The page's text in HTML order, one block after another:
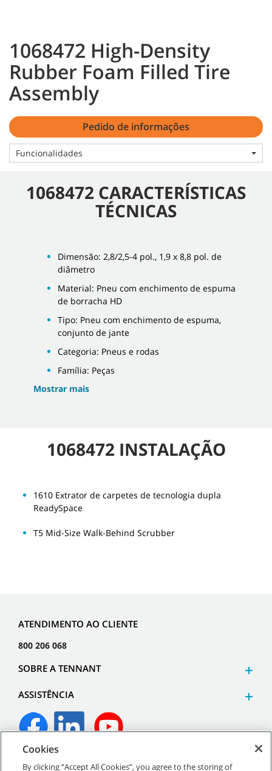
1068472 High-Density
Rubber Foam Filled Tire
Assembly
Pedido de informações
Funcionalidades
1068472 CARACTERÍSTICAS
TÉCNICAS
Dimensão: 2,8/2,5-4 pol., 1,9 x 8,8 pol. de
diâmetro
Material: Pneu com enchimento de espuma
de borracha HD
Tipo: Pneu com enchimento de espuma,
conjunto de jante
Categoria: Pneus e rodas
Família: Peças
Mostrar mais
1068472 INSTALAÇÃO
1610 Extrator de carpetes de tecnologia dupla
ReadySpace
T5 Mid-Size Walk-Behind Scrubber
ATENDIMENTO AO CLIENTE
800 206 068
SOBRE A TENNANT
ASSISTÊNCIA
©2026Tennant Company. Todos os direitos reservados.
Cookies
By clicking “Accept All Cookies”, you agree to the storing of